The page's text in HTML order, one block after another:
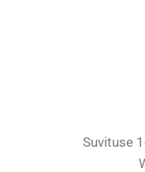
Suvituse